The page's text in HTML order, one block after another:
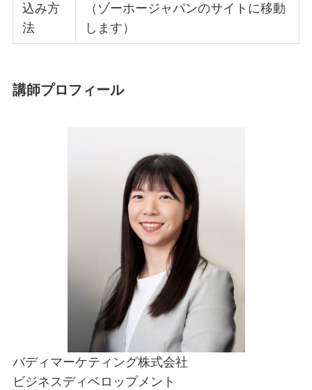
込み方
法
（ゾーホージャパンのサイトに移動
します）
講師プロフィール
バディマーケティング株式会社
ビジネスディベロップメント